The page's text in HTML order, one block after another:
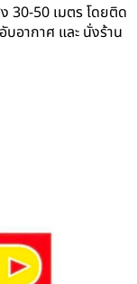
30-50 เมตร โดยติด
อากาศ และ นั่งร้าน